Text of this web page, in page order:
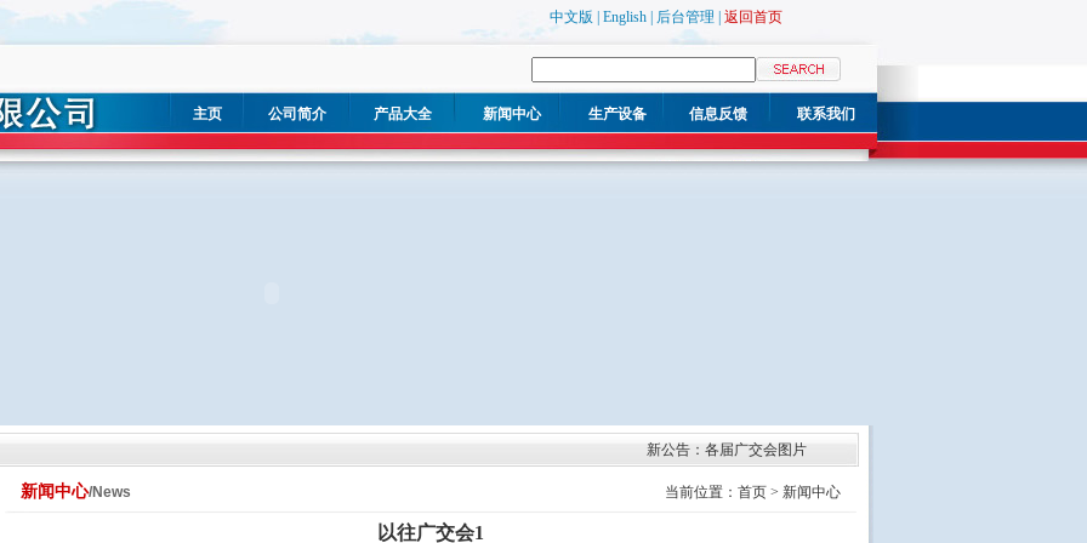
中文版 English| 后台管理 返回首页
主页 公司简介 产品大全 新闻中心 生产设备 信息反馈 联系我们
新公告：各届广交会图片
新闻中心/News 当前位置：首页 > 新闻中心
以往广交会1